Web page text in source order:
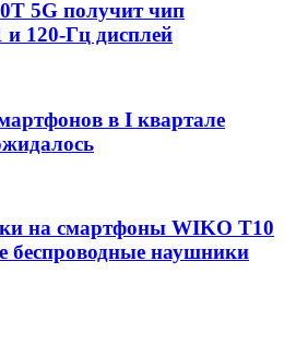
5G получит чип
и 120-Гц дисплей
в I квартале
на смартфоны WIKO T10
беспроводные наушники